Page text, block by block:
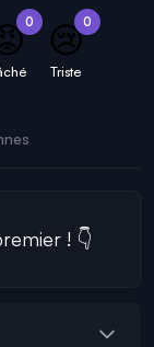
0 0
😢
Triste
! 👇